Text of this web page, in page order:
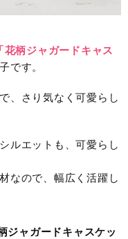
「花柄ジャガードキャス
です。
、さり気なく可愛らし
ルエットも、可愛らし
なので、幅広く活躍し
ジャガードキャスケッ